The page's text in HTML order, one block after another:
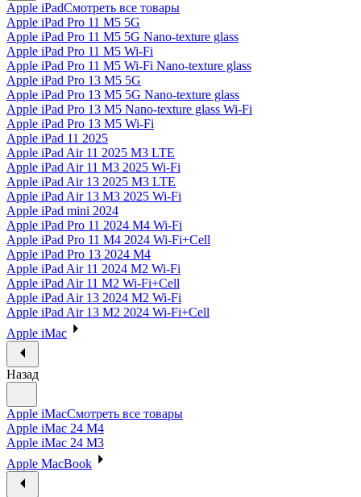
Apple iPadСмотреть все товары
Apple iPad Pro 11 M5 5G
Apple iPad Pro 11 M5 5G Nano-texture glass
Apple iPad Pro 11 M5 Wi-Fi
Apple iPad Pro 11 M5 Wi-Fi Nano-texture glass
Apple iPad Pro 13 M5 5G
Apple iPad Pro 13 M5 5G Nano-texture glass
Apple iPad Pro 13 M5 Nano-texture glass Wi-Fi
Apple iPad Pro 13 M5 Wi-Fi
Apple iPad 11 2025
Apple iPad Air 11 2025 M3 LTE
Apple iPad Air 11 M3 2025 Wi-Fi
Apple iPad Air 13 2025 M3 LTE
Apple iPad Air 13 M3 2025 Wi-Fi
Apple iPad mini 2024
Apple iPad Pro 11 2024 M4 Wi-Fi
Apple iPad Pro 11 M4 2024 Wi-Fi+Cell
Apple iPad Pro 13 2024 M4
Apple iPad Air 11 2024 M2 Wi-Fi
Apple iPad Air 11 M2 Wi-Fi+Cell
Apple iPad Air 13 2024 M2 Wi-Fi
Apple iPad Air 13 M2 2024 Wi-Fi+Cell
Apple iMac
Назад
Apple iMacСмотреть все товары
Apple iMac 24 M4
Apple iMac 24 M3
Apple MacBook